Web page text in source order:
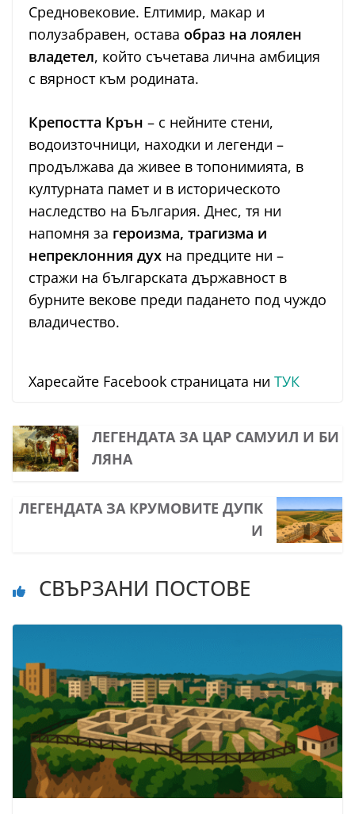
Средновековие. Елтимир, макар и
полузабравен, остава образ на лоялен
владетел, който съчетава лична амбиция
с вярност към родината.
Крепостта Крън – с нейните стени,
водоизточници, находки и легенди –
продължава да живее в топонимията, в
културната памет и в историческото
наследство на България. Днес, тя ни
напомня за героизма, трагизма и
непреклонния дух на предците ни –
стражи на българската държавност в
бурните векове преди падането под чуждо
владичество.
Харесайте Facebook страницата ни ТУК
ЛЕГЕНДАТА ЗА ЦАР САМУИЛ И БИ
ЛЯНА
ЛЕГЕНДАТА ЗА КРУМОВИТЕ ДУПК
И
СВЪРЗАНИ ПОСТОВЕ